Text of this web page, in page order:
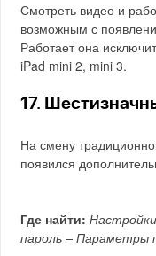
Смотреть видео и
возможным с
Работает она
iPad mini 2, mini 3.
17.
На смену
появился
Где найти:
пароль – Параметры